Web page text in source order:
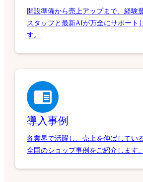
開設準備から売上アップまで、経験
スタッフと最新AIが万全にサポート
す。
導入事例
各業界で活躍し、売上を伸ばしてい
全国のショップ事例をご紹介します。